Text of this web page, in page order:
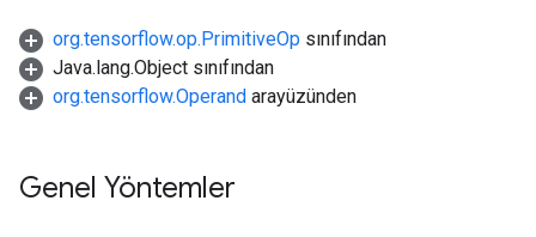
org.tensorflow.op.PrimitiveOp sınıfından
Java.lang.Object sınıfından
org.tensorflow.Operand arayüzünden
Genel Yöntemler